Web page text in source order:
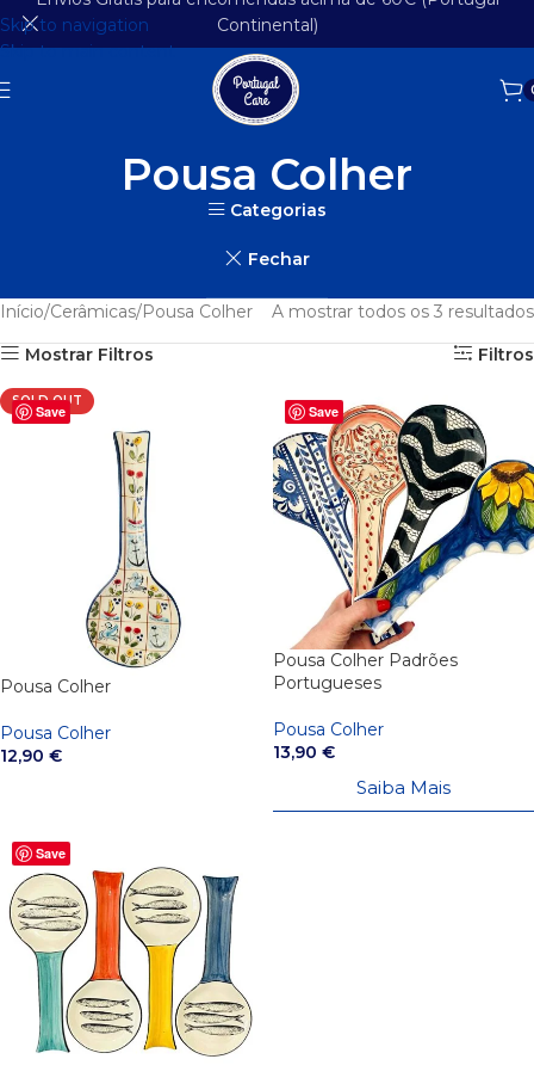
Skip to navigation
Skip to main content
Continental)
Pousa Colher
Categorias
Fechar
Início Cerâmicas Pousa Colher
A mostrar todos os 3 resultados
Mostrar Filtros
Filtros
Save
SOLD OUT
Pousa Colher
Pousa Colher
12,90 €
Save
Pousa Colher Padrões
Portugueses
Pousa Colher
13,90 €
Saiba Mais
Save